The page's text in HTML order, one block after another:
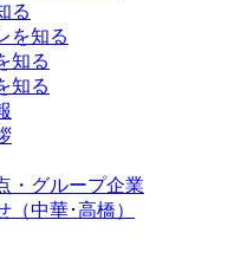
る
を知る
知る
知る
・グループ企業
（中華･高橋）